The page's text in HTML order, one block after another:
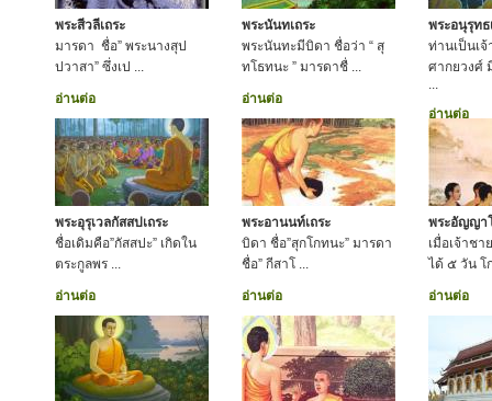
พระสีวลีเถระ
มารดา ชื่อ” พระนางสุป
ปวาสา” ซึ่งเป ...
อ่านต่อ
พระนันทเถระ
พระนันทะมีบิดา ชื่อว่า “ สุ
ทโธทนะ ” มารดาชื่ ...
อ่านต่อ
พระอนุรุทธ
ท่านเป็นเ
ศากยวงศ์
...
อ่านต่อ
พระอุรุเวลกัสสปเถระ
ชื่อเดิมคือ”กัสสปะ” เกิดใน
ตระกูลพร ...
อ่านต่อ
พระอานนท์เถระ
บิดา ชื่อ”สุกโกทนะ” มารดา
ชื่อ” กีสาโ ...
อ่านต่อ
พระอัญญา
เมื่อเจ้าช
ได้ ๕ วัน
อ่านต่อ